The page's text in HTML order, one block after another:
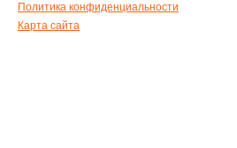
Политика конфиденциальности
Карта сайта